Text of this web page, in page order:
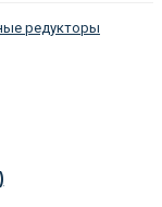
редукторы